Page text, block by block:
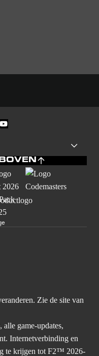
Zie de site van
game-updates,
Internetverbinding en
te krijgen tot F2™ 2026-